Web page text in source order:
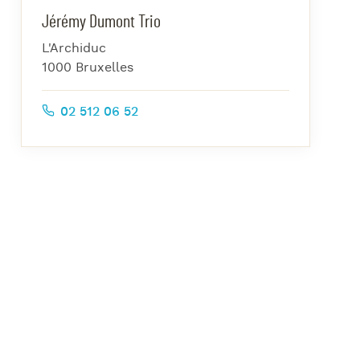
Midis-Jazz
au Pavillon
& Jam at CBG
Jérémy Dumont Trio
L'Archiduc
1000 Bruxelles
02 512 06 52